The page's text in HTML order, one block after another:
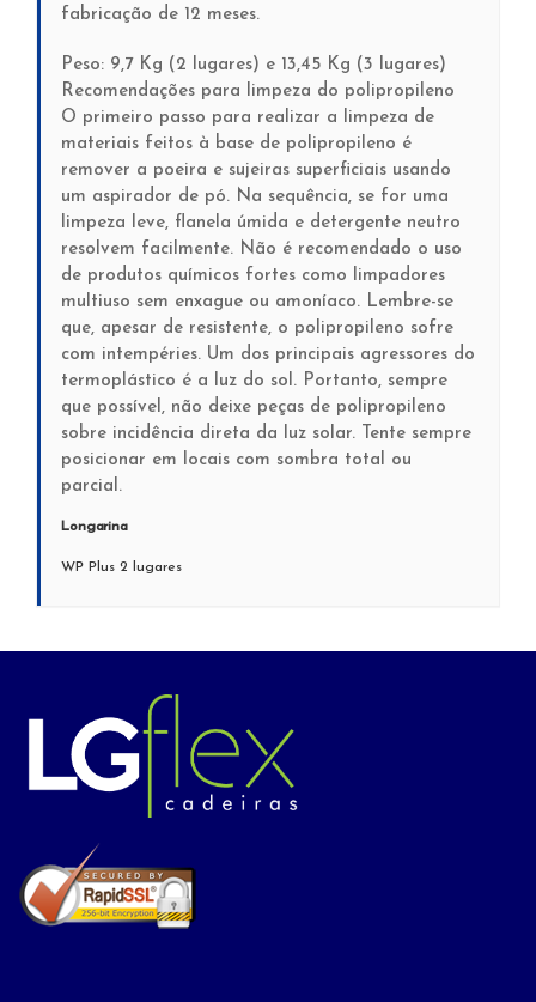
fabricação de 12 meses.
Peso: 9,7 Kg (2 lugares) e 13,45 Kg (3 lugares)
Recomendações para limpeza do polipropileno
O primeiro passo para realizar a limpeza de
materiais feitos à base de polipropileno é
remover a poeira e sujeiras superficiais usando
um aspirador de pó. Na sequência, se for uma
limpeza leve, flanela úmida e detergente neutro
resolvem facilmente. Não é recomendado o uso
de produtos químicos fortes como limpadores
multiuso sem enxague ou amoníaco. Lembre-se
que, apesar de resistente, o polipropileno sofre
com intempéries. Um dos principais agressores do
termoplástico é a luz do sol. Portanto, sempre
que possível, não deixe peças de polipropileno
sobre incidência direta da luz solar. Tente sempre
posicionar em locais com sombra total ou
parcial.
Longarina
WP Plus 2 lugares